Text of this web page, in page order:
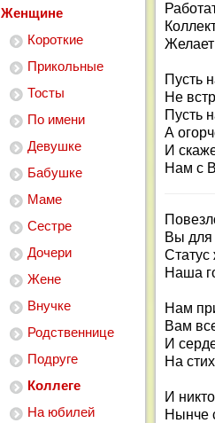
Женщине
Короткие
Прикольные
Тосты
По имени
Девушке
Бабушке
Маме
Сестре
Дочери
Жене
Внучке
Родственнице
Подруге
Коллеге
На юбилей
Желает
Пусть
Не
Пусть
А
И
Нам с
Вы
Наша
Нам
Вам
И
На
И
Нынче